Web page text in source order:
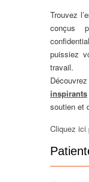
Trouvez
conçus
puissiez
travail.
inspirants
soutien et
Cliquez ici